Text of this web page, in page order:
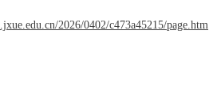
2026/0402/c473a45215/page.htm